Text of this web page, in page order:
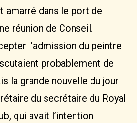
amarré dans le port de
réunion de Conseil.
l’admission du peintre
probablement de
la grande nouvelle du jour
du secrétaire du Royal
qui avait l’intention